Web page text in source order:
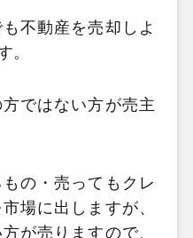
不動産を売却しよ
。
ではない方が売主
の・売ってもクレ
場に出しますが、
が売りますので、